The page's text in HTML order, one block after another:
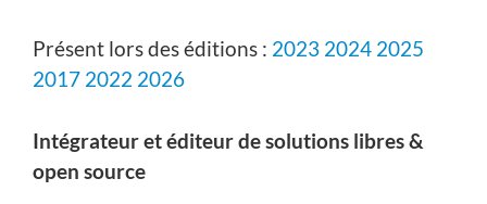
Présent lors des éditions : 2023 2024 2025
2017 2022 2026
Intégrateur et éditeur de solutions libres &
open source